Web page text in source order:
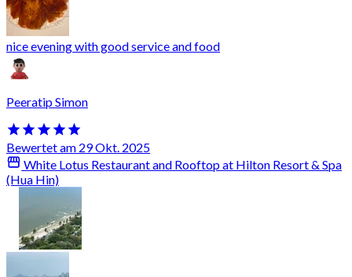
nice evening with good service and food
Peeratip Simon
Bewertet am 29 Okt. 2025
White Lotus Restaurant and Rooftop at Hilton Resort & Spa
(Hua Hin)